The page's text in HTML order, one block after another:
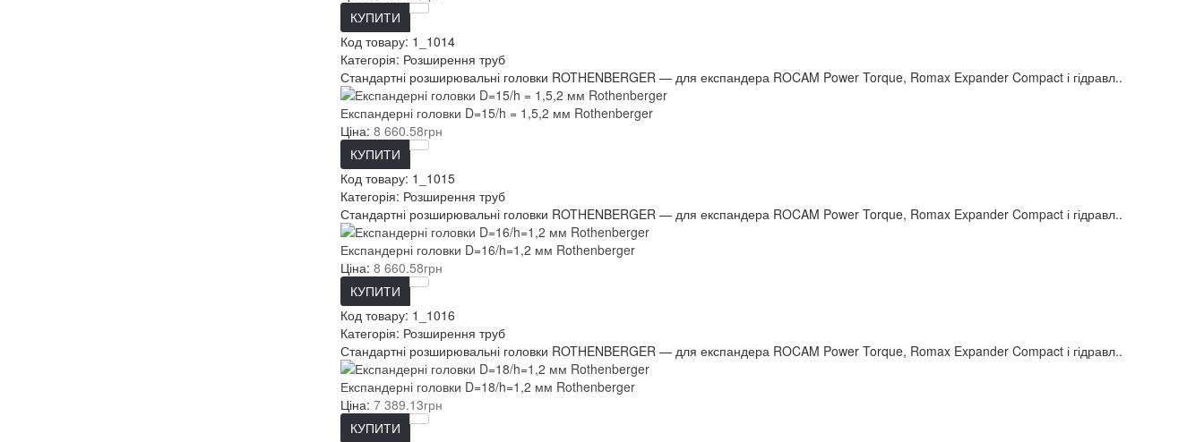
КУПИТИ
Код товару: 1_1014
Категорія: Розширення труб
Стандартні розширювальні головки ROTHENBERGER — для експандера ROCAM Power Torque, Romax Expander Compact і гідравл..
Експандерні головки D=15/h = 1,5,2 мм Rothenberger
Ціна: 8 660.58грн
КУПИТИ
Код товару: 1_1015
Категорія: Розширення труб
Стандартні розширювальні головки ROTHENBERGER — для експандера ROCAM Power Torque, Romax Expander Compact і гідравл..
Експандерні головки D=16/h=1,2 мм Rothenberger
Ціна: 8 660.58грн
КУПИТИ
Код товару: 1_1016
Категорія: Розширення труб
Стандартні розширювальні головки ROTHENBERGER — для експандера ROCAM Power Torque, Romax Expander Compact і гідравл..
Експандерні головки D=18/h=1,2 мм Rothenberger
Ціна: 7 389.13грн
КУПИТИ